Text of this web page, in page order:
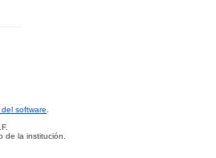
software
de la institución.